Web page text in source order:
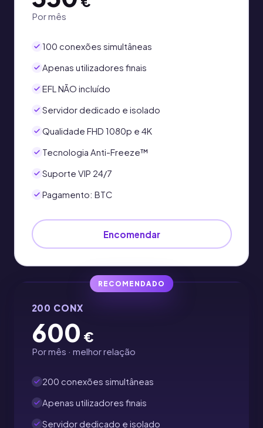
Por mês
100 conexões simultâneas
Apenas utilizadores finais
EFL NÃO incluído
Servidor dedicado e isolado
Qualidade FHD 1080p e 4K
Tecnologia Anti-Freeze™
Suporte VIP 24/7
Pagamento: BTC
Encomendar
RECOMENDADO
200 CONX
600 €
Por mês · melhor relação
200 conexões simultâneas
Apenas utilizadores finais
Servidor dedicado e isolado